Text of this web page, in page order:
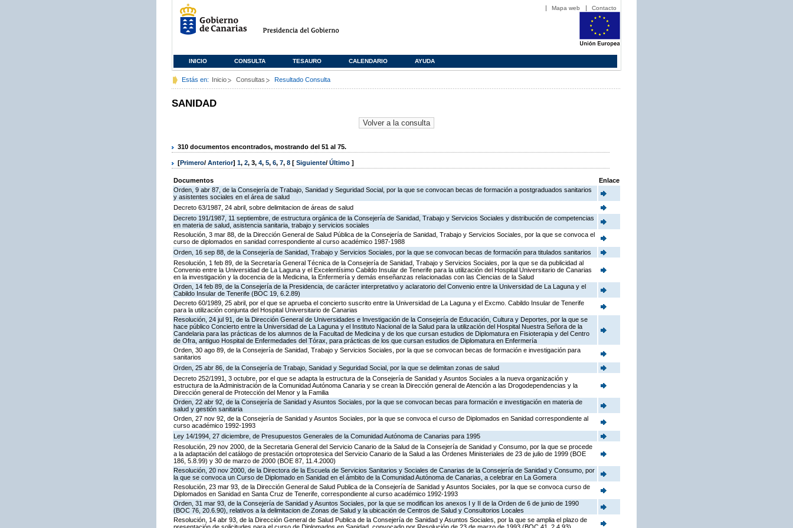
Mapa web Contacto
INICIO CONSULTA TESAURO CALENDARIO AYUDA
Estás en: Inicio Consultas Resultado Consulta
SANIDAD
310 documentos encontrados, mostrando del 51 al 75.
[Primero/ Anterior] 1, 2, 3, 4, 5, 6, 7, 8 [ Siguiente/ Último ]
Documentos
Enlace
Orden, 9 abr 87, de la Consejería de Trabajo, Sanidad y Seguridad Social, por la que se convocan becas de formación a postgraduados sanitarios
y asistentes sociales en el área de salud
Decreto 63/1987, 24 abril, sobre delimitacion de áreas de salud
Decreto 191/1987, 11 septiembre, de estructura orgánica de la Consejería de Sanidad, Trabajo y Servicios Sociales y distribución de competencias
en materia de salud, asistencia sanitaria, trabajo y servicios sociales
Resolución, 3 mar 88, de la Dirección General de Salud Pública de la Consejería de Sanidad, Trabajo y Servicios Sociales, por la que se convoca el
curso de diplomados en sanidad correspondiente al curso académico 1987-1988
Orden, 16 sep 88, de la Consejería de Sanidad, Trabajo y Servicios Sociales, por la que se convocan becas de formación para titulados sanitarios
Resolución, 1 feb 89, de la Secretaría General Técnica de la Consejería de Sanidad, Trabajo y Servicios Sociales, por la que se da publicidad al
Convenio entre la Universidad de La Laguna y el Excelentísimo Cabildo Insular de Tenerife para la utilización del Hospital Universitario de Canarias
en la investigación y la docencia de la Medicina, la Enfermería y demás enseñanzas relacionadas con las Ciencias de la Salud
Orden, 14 feb 89, de la Consejería de la Presidencia, de carácter interpretativo y aclaratorio del Convenio entre la Universidad de La Laguna y el
Cabildo Insular de Tenerife (BOC 19, 6.2.89)
Decreto 60/1989, 25 abril, por el que se aprueba el concierto suscrito entre la Universidad de La Laguna y el Excmo. Cabildo Insular de Tenerife
para la utilización conjunta del Hospital Universitario de Canarias
Resolución, 24 jul 91, de la Dirección General de Universidades e Investigación de la Consejería de Educación, Cultura y Deportes, por la que se
hace público Concierto entre la Universidad de La Laguna y el Instituto Nacional de la Salud para la utilización del Hospital Nuestra Señora de la
Candelaria para las prácticas de los alumnos de la Facultad de Medicina y de los que cursan estudios de Diplomatura en Fisioterapia y del Centro
de Ofra, antiguo Hospital de Enfermedades del Tórax, para prácticas de los que cursan estudios de Diplomatura en Enfermería
Orden, 30 ago 89, de la Consejería de Sanidad, Trabajo y Servicios Sociales, por la que se convocan becas de formación e investigación para
sanitarios
Orden, 25 abr 86, de la Consejería de Trabajo, Sanidad y Seguridad Social, por la que se delimitan zonas de salud
Decreto 252/1991, 3 octubre, por el que se adapta la estructura de la Consejería de Sanidad y Asuntos Sociales a la nueva organización y
estructura de la Administración de la Comunidad Autónoma Canaria y se crean la Dirección general de Atención a las Drogodependencias y la
Dirección general de Protección del Menor y la Familia
Orden, 22 abr 92, de la Consejería de Sanidad y Asuntos Sociales, por la que se convocan becas para formación e investigación en materia de
salud y gestión sanitaria
Orden, 27 nov 92, de la Consejería de Sanidad y Asuntos Sociales, por la que se convoca el curso de Diplomados en Sanidad correspondiente al
curso académico 1992-1993
Ley 14/1994, 27 diciembre, de Presupuestos Generales de la Comunidad Autónoma de Canarias para 1995
Resolución, 29 nov 2000, de la Secretaria General del Servicio Canario de la Salud de la Consejería de Sanidad y Consumo, por la que se procede
a la adaptación del catálogo de prestación ortoprotesica del Servicio Canario de la Salud a las Ordenes Ministeriales de 23 de julio de 1999 (BOE
186, 5.8.99) y 30 de marzo de 2000 (BOE 87, 11.4.2000)
Resolución, 20 nov 2000, de la Directora de la Escuela de Servicios Sanitarios y Sociales de Canarias de la Consejería de Sanidad y Consumo, por
la que se convoca un Curso de Diplomado en Sanidad en el ámbito de la Comunidad Autónoma de Canarias, a celebrar en La Gomera
Resolución, 23 mar 93, de la Dirección General de Salud Publica de la Consejería de Sanidad y Asuntos Sociales, por la que se convoca curso de
Diplomados en Sanidad en Santa Cruz de Tenerife, correspondiente al curso académico 1992-1993
Orden, 31 mar 93, de la Consejería de Sanidad y Asuntos Sociales, por la que se modifican los anexos I y II de la Orden de 6 de junio de 1990
(BOC 76, 20.6.90), relativos a la delimitacion de Zonas de Salud y la ubicación de Centros de Salud y Consultorios Locales
Resolución, 14 abr 93, de la Dirección General de Salud Publica de la Consejería de Sanidad y Asuntos Sociales, por la que se amplia el plazo de